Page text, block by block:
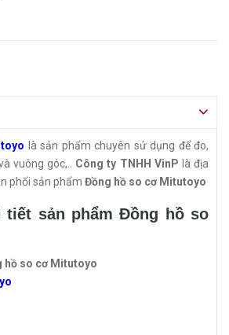
là sản phẩm chuyên sử dụng để đo,
vuông góc,.. Công ty TNHH VinP là địa
phối sản phẩm Đồng hồ so cơ Mitutoyo
tiết sản phẩm Đồng hồ so
hồ so cơ Mitutoyo